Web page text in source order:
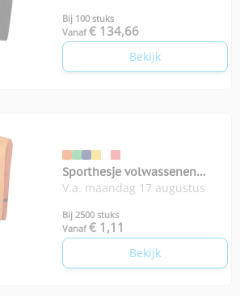
Bij 100 stuks
Vanaf € 134,66
Bekijk
Sporthesje volwassenen
Cambex
V.a. maandag 17 augustus
Bij 2500 stuks
Vanaf € 1,11
Bekijk